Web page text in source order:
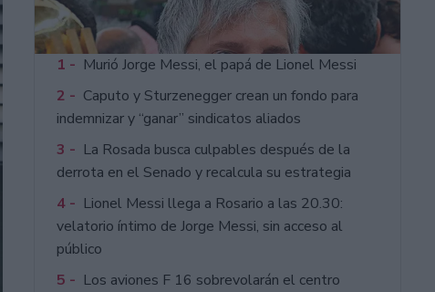
1 - Murió Jorge Messi, el papá de Lionel Messi
2 - Caputo y Sturzenegger crean un fondo para
indemnizar y “ganar” sindicatos aliados
3 - La Rosada busca culpables después de la
derrota en el Senado y recalcula su estrategia
4 - Lionel Messi llega a Rosario a las 20.30:
velatorio íntimo de Jorge Messi, sin acceso al
público
5 - Los aviones F 16 sobrevolarán el centro